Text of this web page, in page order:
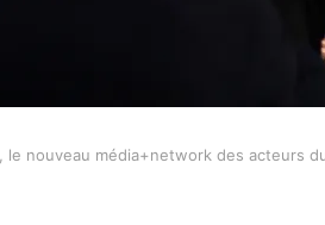
le nouveau média+network des acteurs